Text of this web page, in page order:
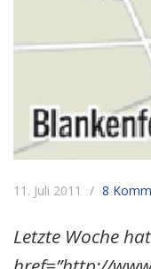
11. Juli 2011 8
Letzte Woche